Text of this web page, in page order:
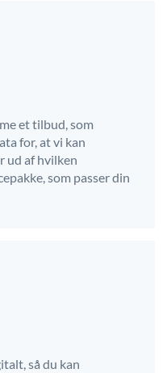
et tilbud, som
for, at vi kan
ud af hvilken
som passer din
så du kan